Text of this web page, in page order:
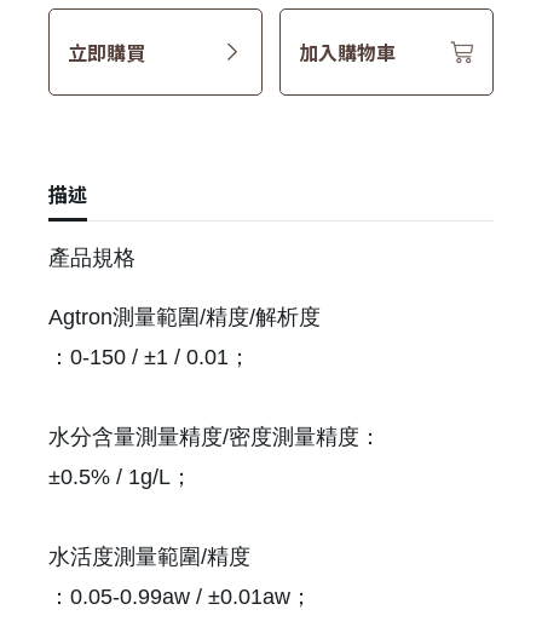
立即購買 加入購物車
描述
產品規格
Agtron測量範圍/精度/解析度
：0-150 / ±1 / 0.01；
水分含量測量精度/密度測量精度：
±0.5% / 1g/L；
水活度測量範圍/精度
：0.05-0.99aw / ±0.01aw；